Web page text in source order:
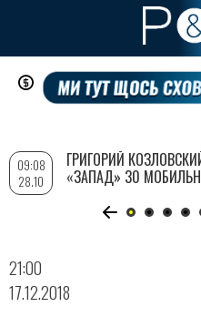
Перейти
содержанию
21:00
17.12.2018
09:08
28.10
ГРИГОРИЙ
«ЗАПАД» 30